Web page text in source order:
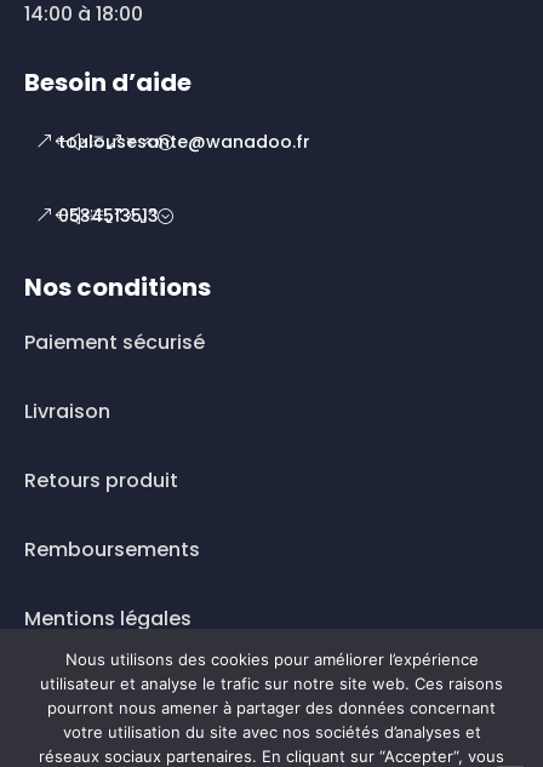
14:00 à 18:00
Besoin d’aide
toulousesante@wanadoo.fr
0534513513
Nos conditions
Paiement sécurisé
Livraison
Retours produit
Remboursements
Mentions légales
Questions fréquentes
Mode de paiement
Nous utilisons des cookies pour améliorer l’expérience
utilisateur et analyse le trafic sur notre site web. Ces raisons
pourront nous amener à partager des données concernant
votre utilisation du site avec nos sociétés d’analyses et
réseaux sociaux partenaires. En cliquant sur “Accepter“, vous